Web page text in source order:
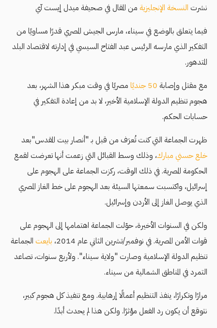
نشرت النسخة الإنجليزية من المقال في صحيفة ميدل إيست آي
فيما يتعلق بالوضع في سيناء، مارس الجيش المصري قدرًا مساويًا من
التفكير الذي مارسه الرئيس عبد الفتاح السيسي في إدارته لاقتصاد البلد
المتدهور.
مع مقتل وإصابة
مصريًا في وقت مبكر هذا الشهر، بعد
هجوم تنظيم الدولة الإسلامية الأخير، لا بد من إعادة التفكير في
حسابات الحكم.
ظهرت الجماعة التي كنت تُعرَف من قبل بـ "أنصار بيت المقدس"بعد
خلع حسني مبارك، وذلك وسط القبائل التي زعمت أنها تعرضت لقمع
الحكومة المصرية. في ذلك الوقت، ركزت الجماعة على الهجوم على
إسرائيل، واكتسبت سمعتها السيئة بعد الهجوم على خط الغاز المصري
الذي يوصل الغاز إلى الأردن وإسرائيل.
ولكن في السنوات الأخيرة، حوّلت الجماعة اهتمامها إلى الهجوم على
قوات الأمن المصرية. في نوفمبر/تشرين الثاني عام 2014،
بايعت الجماعة
تنظيم الدولة الإسلامية وصارت "ولاية سيناء". ولأربع سنوات، تصاعد
التمرد في المناطق الشمالية من سيناء.
مرارًا وتكرارًا، ينفذ التنظيم أعمالًا إرهابية. ومع تنفيذ كل هجوم كبير،
نتوقع أن يكون رد الفعل مؤثرًا. ولكن هذا لم يحدث أبدًا.